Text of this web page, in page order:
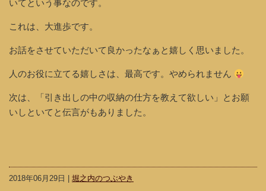
いてという事なのです。
これは、大進歩です。
お話をさせていただいて良かったなぁと嬉しく思いました。
人のお役に立てる嬉しさは、最高です。やめられません
次は、「引き出しの中の収納の仕方を教えて欲しい」とお願
いしといてと伝言がもありました。
2018年06月29日 | 堀之内のつぶやき